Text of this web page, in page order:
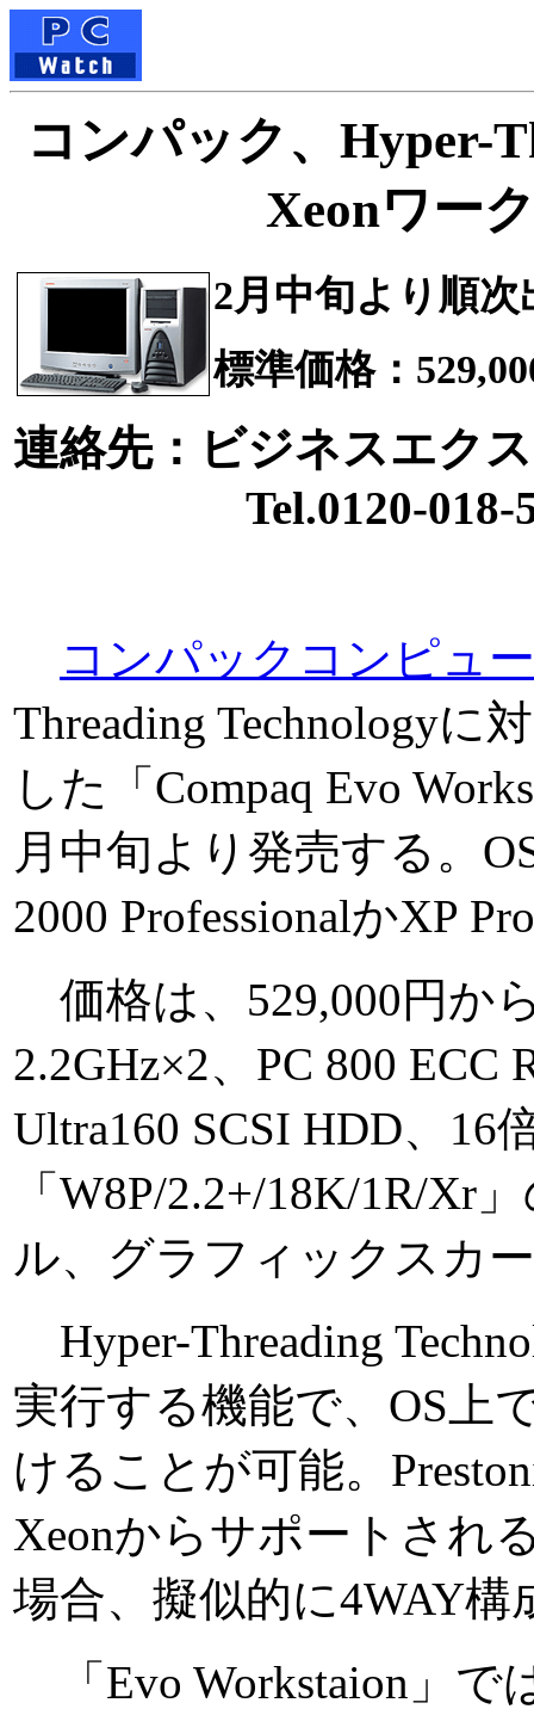
コンパック、Hyper-
Xeonワー
2月中旬より順次
標準価格：
連絡先：ビジネスエク
Tel.0120-018-
コンパックコンピュ
Threading Technologyに
した「Compaq Evo
月中旬より発売する。
2000 ProfessionalかXP
価格は、529,000円か
2.2GHz×2、PC 800 ECC
Ultra160 SCSI HDD、16
「W8P/2.2+/18K/1R/Xr
ル、グラフィックスカ
Hyper-Threading
実行する機能で、OS上
けることが可能。
Xeonからサポートされ
場合、擬似的に4WAY構
「Evo Workstaion」で